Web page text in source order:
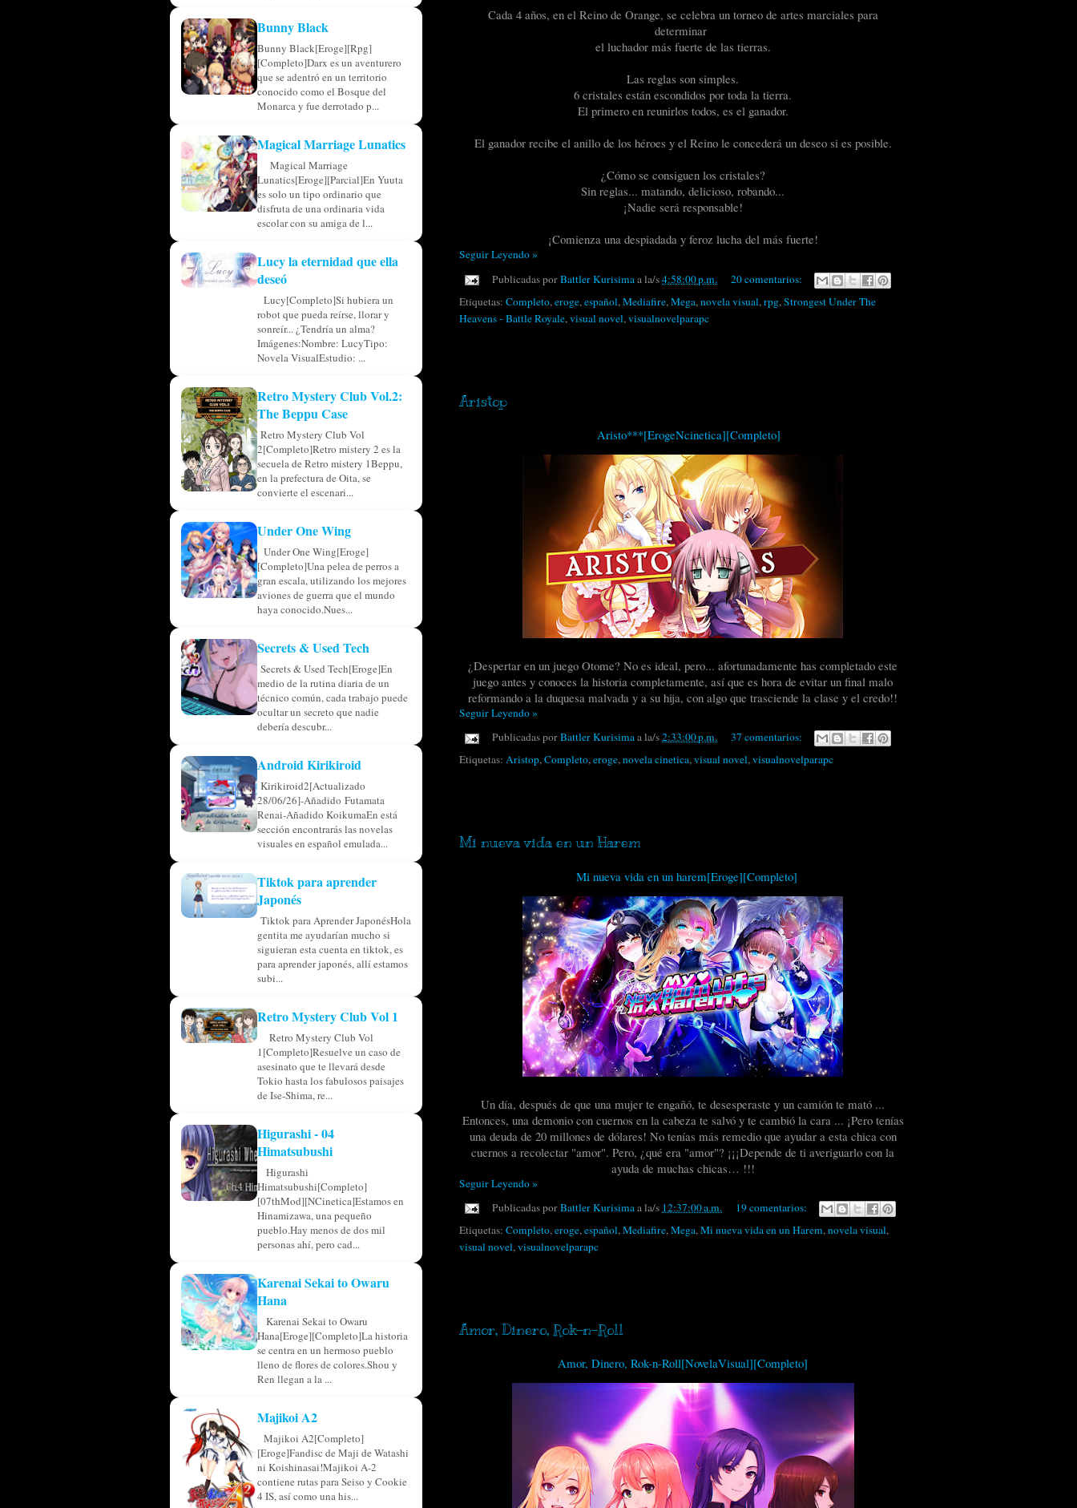
Cada 4 años, en el Reino de Orange, se celebra un torneo de artes marciales para
determinar
el luchador más fuerte de las tierras.
Las reglas son simples.
6 cristales están escondidos por toda la tierra.
El primero en reunirlos todos, es el ganador.
El ganador recibe el anillo de los héroes y el Reino le concederá un deseo si es posible.
¿Cómo se consiguen los cristales?
Sin reglas... matando, delicioso, robando...
¡Nadie será responsable!
¡Comienza una despiadada y feroz lucha del más fuerte!
Seguir Leyendo »
Publicadas porBattler Kurisima a la/s4:58:00 p.m.
20 comentarios:
Etiquetas: Completo,eroge,español,Mediafire,Mega,novela visual,rpg,Strongest Under The
Heavens - Battle Royale,visual novel,visualnovelparapc
Aristop
Aristo***[ErogeNcinetica][Completo]
¿Despertar en un juego Otome? No es ideal, pero... afortunadamente has completado este
juego antes y conoces la historia completamente, así que es hora de evitar un final malo
reformando a la duquesa malvada y a su hija, con algo que trasciende la clase y el credo!!
Seguir Leyendo »
Publicadas porBattler Kurisimaa la/s2:33:00 p.m.
37 comentarios:
Etiquetas: Aristop,Completo,eroge,novela cinetica,visual novel,visualnovelparapc
Mi nueva vida en un Harem
Mi nueva vida en un harem[Eroge][Completo]
Un día, después de que una mujer te engañó, te desesperaste y un camión te mató ...
Entonces, una demonio con cuernos en la cabeza te salvó y te cambió la cara ... ¡Pero tenías
una deuda de 20 millones de dólares! No tenías más remedio que ayudar a esta chica con
cuernos a recolectar "amor". Pero, ¿qué era "amor"? ¡¡¡Depende de ti averiguarlo con la
ayuda de muchas chicas… !!!
Seguir Leyendo »
Publicadas porBattler Kurisimaa la/s 12:37:00 a.m.
19 comentarios:
Etiquetas: Completo,eroge,español,Mediafire,Mega,Mi nueva vida en un Harem,novela visual,
visual novel,visualnovelparapc
Amor, Dinero, Rok-n-Roll
Amor, Dinero, Rok-n-Roll[NovelaVisual][Completo]
Bunny Black
Bunny Black[Eroge][Rpg]
[Completo]Darx es un aventurero
que se adentró en un territorio
conocido como el Bosque del
Monarca y fue derrotado p...
Magical Marriage Lunatics
Magical Marriage
Lunatics[Eroge][Parcial]En Yuuta
es solo un tipo ordinario que
disfruta de una ordinaria vida
escolar con su amiga de l...
Lucy la eternidad que ella
deseó
Lucy[Completo]Si hubiera un
robot que pueda reírse, llorar y
sonreír... ¿Tendría un alma?
Imágenes:Nombre: LucyTipo:
Novela VisualEstudio: ...
Retro Mystery Club Vol.2:
The Beppu Case
Retro Mystery Club Vol
2[Completo]Retro mistery 2 es la
secuela de Retro mistery 1Beppu,
en la prefectura de Oita, se
convierte el escenari...
Under One Wing
Under One Wing[Eroge]
[Completo]Una pelea de perros a
gran escala, utilizando los mejores
aviones de guerra que el mundo
haya conocido.Nues...
Secrets & Used Tech
Secrets & Used Tech[Eroge]En
medio de la rutina diaria de un
técnico común, cada trabajo puede
ocultar un secreto que nadie
debería descubr...
Android Kirikiroid
Kirikiroid2[Actualizado
28/06/26]-Añadido Futamata
Renai-Añadido KoikumaEn está
sección encontrarás las novelas
visuales en español emulada...
Tiktok para aprender
Japonés
Tiktok para Aprender JaponésHola
gentita me ayudarían mucho si
siguieran esta cuenta en tiktok, es
para aprender japonés, allí estamos
subi...
Retro Mystery Club Vol 1
Retro Mystery Club Vol
1[Completo]Resuelve un caso de
asesinato que te llevará desde
Tokio hasta los fabulosos paisajes
de Ise-Shima, re...
Higurashi - 04
Himatsubushi
Higurashi
Himatsubushi[Completo]
[07thMod][NCinetica]Estamos en
Hinamizawa, una pequeño
pueblo.Hay menos de dos mil
personas ahí, pero cad...
Karenai Sekai to Owaru
Hana
Karenai Sekai to Owaru
Hana[Eroge][Completo]La historia
se centra en un hermoso pueblo
lleno de flores de colores.Shou y
Ren llegan a la ...
Majikoi A2
Majikoi A2[Completo]
[Eroge]Fandisc de Maji de Watashi
ni Koishinasai!Majikoi A-2
contiene rutas para Seiso y Cookie
4 IS, así como una his...